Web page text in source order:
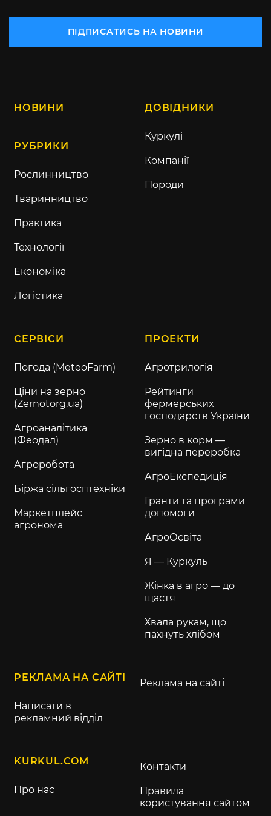
ПІДПИСАТИСЬ НА НОВИНИ
НОВИНИ
РУБРИКИ
Рослинництво
Тваринництво
Практика
Технології
Економіка
Логістика
ДОВІДНИКИ
Куркулі
Компанії
Породи
СЕРВІСИ
Погода (MeteoFarm)
Ціни на зерно
(Zernotorg.ua)
Агроаналітика
(Феодал)
Агроробота
Біржа сільгосптехніки
Маркетплейс
агронома
ПРОЕКТИ
Агротрилогія
Рейтинги
фермерських
господарств України
Зерно в корм —
вигідна переробка
АгроЕкспедиція
Гранти та програми
допомоги
АгроОсвіта
Я — Куркуль
Жінка в агро — до
щастя
Хвала рукам, що
пахнуть хлібом
РЕКЛАМА НА САЙТІ
Написати в
рекламний відділ
Реклама на сайті
KURKUL.COM
Про нас
Контакти
Правила
користування сайтом